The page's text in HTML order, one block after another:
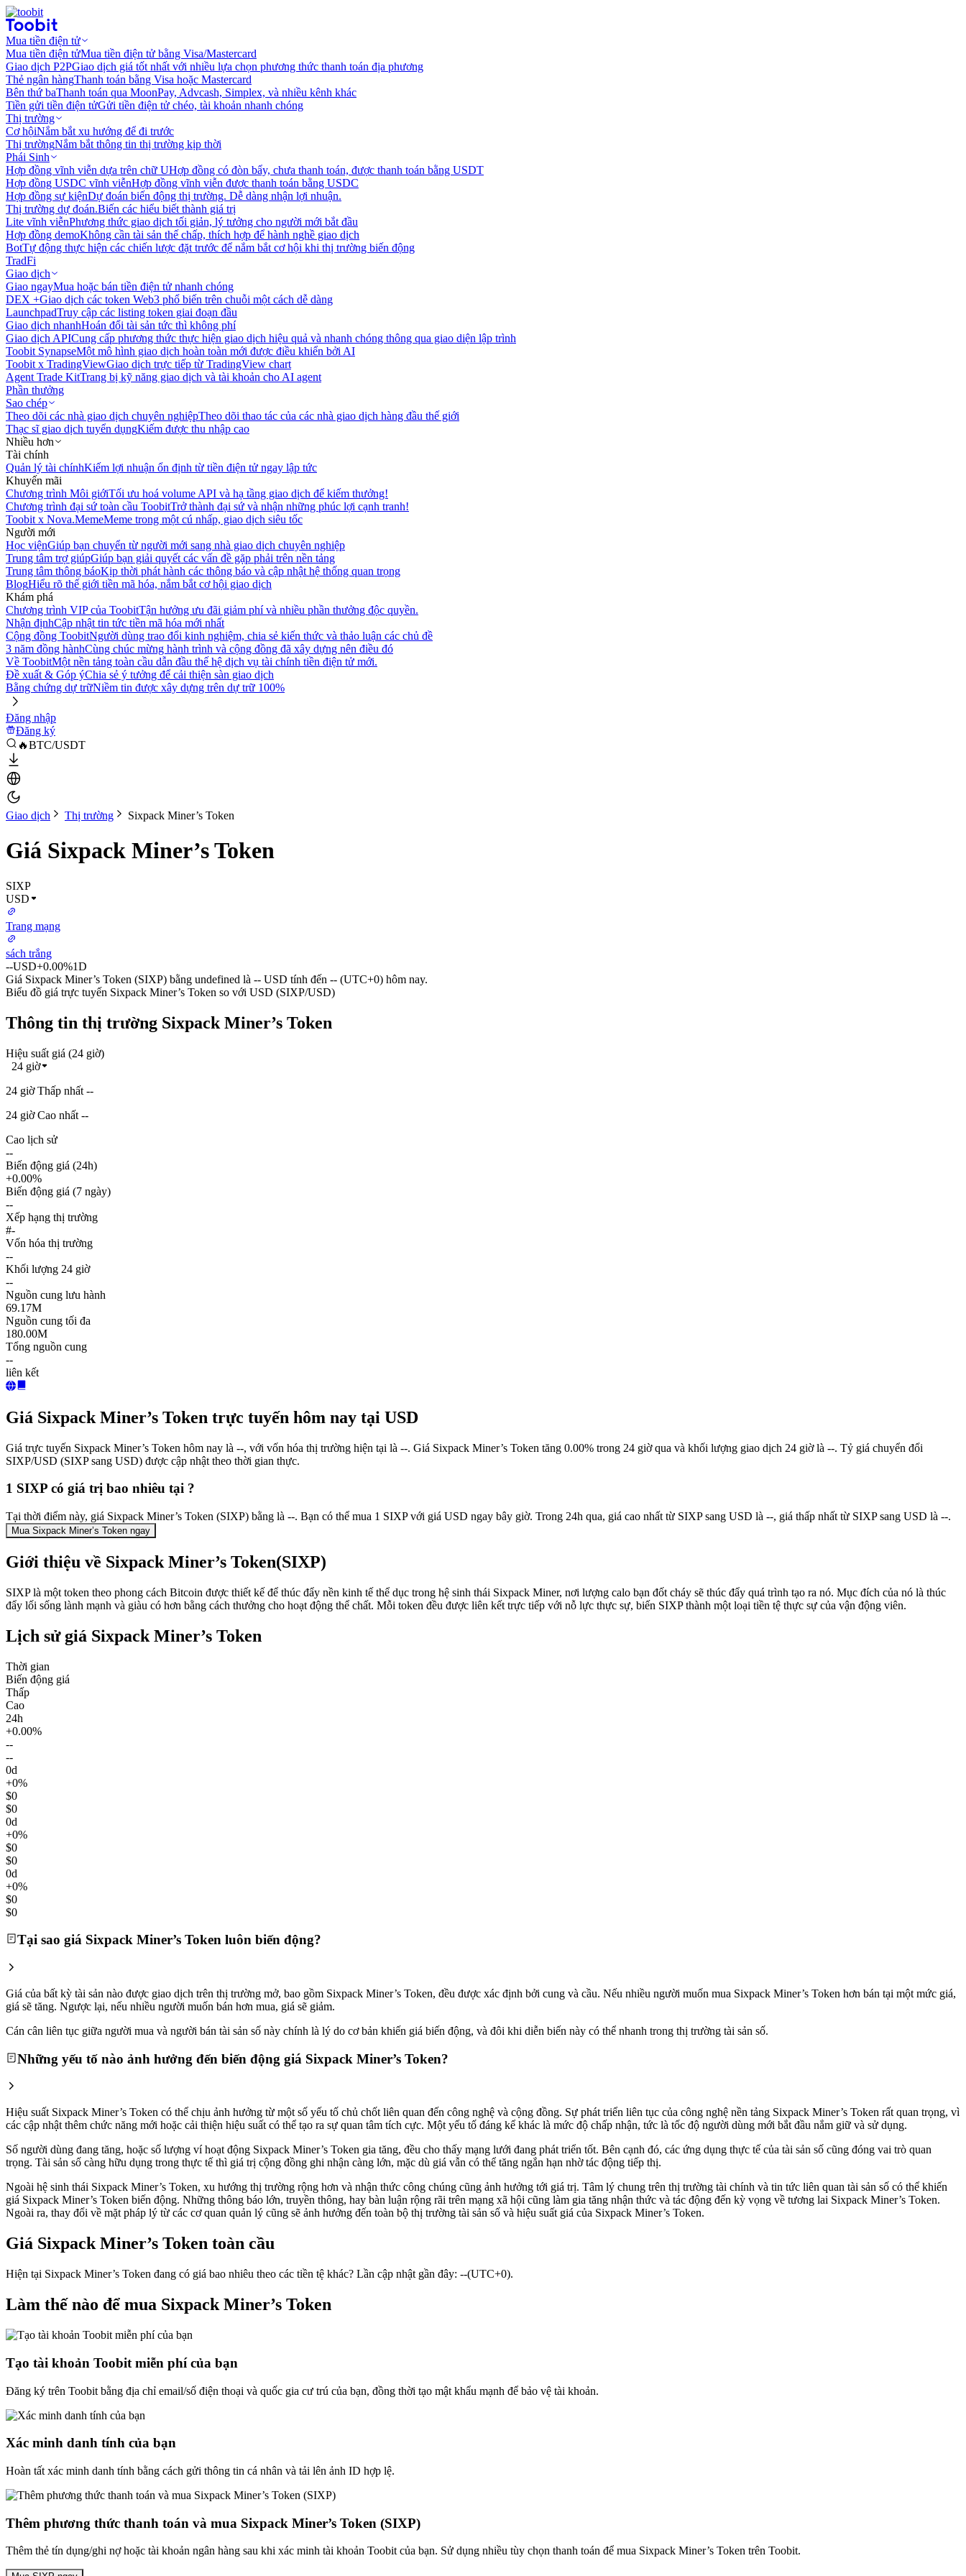
Mua tiền điện tử
Mua tiền điện tửMua tiền điện tử bằng Visa/Mastercard
Giao dịch P2PGiao dịch giá tốt nhất với nhiều lựa chọn phương thức thanh toán địa phương
Thẻ ngân hàngThanh toán bằng Visa hoặc Mastercard
Bên thứ baThanh toán qua MoonPay, Advcash, Simplex, và nhiều kênh khác
Tiền gửi tiền điện tửGửi tiền điện tử chéo, tài khoản nhanh chóng
Thị trường
Cơ hộiNắm bắt xu hướng để đi trước
Thị trườngNắm bắt thông tin thị trường kịp thời
Phái Sinh
Hợp đồng vĩnh viễn dựa trên chữ UHợp đồng có đòn bẩy, chưa thanh toán, được thanh toán bằng USDT
Hợp đồng USDC vĩnh viễnHợp đồng vĩnh viễn được thanh toán bằng USDC
Hợp đồng sự kiệnDự đoán biến động thị trường. Dễ dàng nhận lợi nhuận.
Thị trường dự đoán.Biến các hiểu biết thành giá trị
Lite vĩnh viễnPhương thức giao dịch tối giản, lý tưởng cho người mới bắt đầu
Hợp đồng demoKhông cần tài sản thế chấp, thích hợp để hành nghề giao dịch
BotTự động thực hiện các chiến lược đặt trước để nắm bắt cơ hội khi thị trường biến động
TradFi
Giao dịch
Giao ngayMua hoặc bán tiền điện tử nhanh chóng
DEX +Giao dịch các token Web3 phổ biến trên chuỗi một cách dễ dàng
LaunchpadTruy cập các listing token giai đoạn đầu
Giao dịch nhanhHoán đổi tài sản tức thì không phí
Giao dịch APICung cấp phương thức thực hiện giao dịch hiệu quả và nhanh chóng thông qua giao diện lập trình
Toobit SynapseMột mô hình giao dịch hoàn toàn mới được điều khiển bởi AI
Toobit x TradingViewGiao dịch trực tiếp từ TradingView chart
Agent Trade KitTrang bị kỹ năng giao dịch và tài khoản cho AI agent
Phần thưởng
Sao chép
Theo dõi các nhà giao dịch chuyên nghiệpTheo dõi thao tác của các nhà giao dịch hàng đầu thế giới
Thạc sĩ giao dịch tuyển dụngKiếm được thu nhập cao
Nhiều hơn
Tài chính
Quản lý tài chínhKiếm lợi nhuận ổn định từ tiền điện tử ngay lập tức
Khuyến mãi
Chương trình Môi giớiTối ưu hoá volume API và hạ tầng giao dịch để kiếm thưởng!
Chương trình đại sứ toàn cầu ToobitTrở thành đại sứ và nhận những phúc lợi cạnh tranh!
Toobit x Nova.MemeMeme trong một cú nhấp, giao dịch siêu tốc
Người mới
Học việnGiúp bạn chuyển từ người mới sang nhà giao dịch chuyên nghiệp
Trung tâm trợ giúpGiúp bạn giải quyết các vấn đề gặp phải trên nền tảng
Trung tâm thông báoKịp thời phát hành các thông báo và cập nhật hệ thống quan trọng
BlogHiểu rõ thế giới tiền mã hóa, nắm bắt cơ hội giao dịch
Khám phá
Chương trình VIP của ToobitTận hưởng ưu đãi giảm phí và nhiều phần thưởng độc quyền.
Nhận địnhCập nhật tin tức tiền mã hóa mới nhất
Cộng đồng ToobitNgười dùng trao đổi kinh nghiệm, chia sẻ kiến thức và thảo luận các chủ đề
3 năm đồng hànhCùng chúc mừng hành trình và cộng đồng đã xây dựng nên điều đó
Về ToobitMột nền tảng toàn cầu dẫn đầu thế hệ dịch vụ tài chính tiền điện tử mới.
Đề xuất & Góp ýChia sẻ ý tưởng để cải thiện sàn giao dịch
Bằng chứng dự trữNiềm tin được xây dựng trên dự trữ 100%
Đăng nhập
Đăng ký
🔥BTC/USDT
Giao dịch Thị trường Sixpack Miner’s Token
Giá Sixpack Miner’s Token
SIXP
USD
Trang mạng
sách trắng
--USD+0.00%1D
Giá Sixpack Miner’s Token (SIXP) bằng undefined là -- USD tính đến -- (UTC+0) hôm nay.
Biểu đồ giá trực tuyến Sixpack Miner’s Token so với USD (SIXP/USD)
Thông tin thị trường Sixpack Miner’s Token
Hiệu suất giá (24 giờ)
24 giờ
24 giờ Thấp nhất --
24 giờ Cao nhất --
Cao lịch sử
--
Biến động giá (24h)
+0.00%
Biến động giá (7 ngày)
--
Xếp hạng thị trường
#-
Vốn hóa thị trường
--
Khối lượng 24 giờ
--
Nguồn cung lưu hành
69.17M
Nguồn cung tối đa
180.00M
Tổng nguồn cung
--
liên kết
Giá Sixpack Miner’s Token trực tuyến hôm nay tại USD
Giá trực tuyến Sixpack Miner’s Token hôm nay là --, với vốn hóa thị trường hiện tại là --. Giá Sixpack Miner’s Token tăng 0.00% trong 24 giờ qua và khối lượng giao dịch 24 giờ là --. Tỷ giá chuyển đổi
SIXP/USD (SIXP sang USD) được cập nhật theo thời gian thực.
1 SIXP có giá trị bao nhiêu tại ?
Tại thời điểm này, giá Sixpack Miner’s Token (SIXP) bằng là --. Bạn có thể mua 1 SIXP với giá USD ngay bây giờ. Trong 24h qua, giá cao nhất từ SIXP sang USD là --, giá thấp nhất từ SIXP sang USD là --.
Mua Sixpack Miner’s Token ngay
Giới thiệu về Sixpack Miner’s Token(SIXP)
SIXP là một token theo phong cách Bitcoin được thiết kế để thúc đẩy nền kinh tế thể dục trong hệ sinh thái Sixpack Miner, nơi lượng calo bạn đốt cháy sẽ thúc đẩy quá trình tạo ra nó. Mục đích của nó là thúc
đẩy lối sống lành mạnh và giàu có hơn bằng cách thưởng cho hoạt động thể chất. Mỗi token đều được liên kết trực tiếp với nỗ lực thực sự, biến SIXP thành một loại tiền tệ thực sự của vận động viên.
Lịch sử giá Sixpack Miner’s Token
Thời gian
Biến động giá
Thấp
Cao
24h
+0.00%
--
--
0d
+0%
$0
$0
0d
+0%
$0
$0
0d
+0%
$0
$0
Tại sao giá Sixpack Miner’s Token luôn biến động?
Giá của bất kỳ tài sản nào được giao dịch trên thị trường mở, bao gồm Sixpack Miner’s Token, đều được xác định bởi cung và cầu. Nếu nhiều người muốn mua Sixpack Miner’s Token hơn bán tại một mức giá,
giá sẽ tăng. Ngược lại, nếu nhiều người muốn bán hơn mua, giá sẽ giảm.
Cán cân liên tục giữa người mua và người bán tài sản số này chính là lý do cơ bản khiến giá biến động, và đôi khi diễn biến này có thể nhanh trong thị trường tài sản số.
Những yếu tố nào ảnh hưởng đến biến động giá Sixpack Miner’s Token?
Hiệu suất Sixpack Miner’s Token có thể chịu ảnh hưởng từ một số yếu tố chủ chốt liên quan đến công nghệ và cộng đồng. Sự phát triển liên tục của công nghệ nền tảng Sixpack Miner’s Token rất quan trọng, vì
các cập nhật thêm chức năng mới hoặc cải thiện hiệu suất có thể tạo ra sự quan tâm tích cực. Một yếu tố đáng kể khác là mức độ chấp nhận, tức là tốc độ người dùng mới bắt đầu nắm giữ và sử dụng.
Số người dùng đang tăng, hoặc số lượng ví hoạt động Sixpack Miner’s Token gia tăng, đều cho thấy mạng lưới đang phát triển tốt. Bên cạnh đó, các ứng dụng thực tế của tài sản số cũng đóng vai trò quan
trọng. Tài sản số càng hữu dụng trong thực tế thì giá trị cộng đồng ghi nhận càng lớn, mặc dù giá vẫn có thể tăng ngắn hạn nhờ tác động tiếp thị.
Ngoài hệ sinh thái Sixpack Miner’s Token, xu hướng thị trường rộng hơn và nhận thức công chúng cũng ảnh hưởng tới giá trị. Tâm lý chung trên thị trường tài chính và tin tức liên quan tài sản số có thể khiến
giá Sixpack Miner’s Token biến động. Những thông báo lớn, truyền thông, hay bàn luận rộng rãi trên mạng xã hội cũng làm gia tăng nhận thức và tác động đến kỳ vọng về tương lai Sixpack Miner’s Token.
Ngoài ra, thay đổi về mặt pháp lý từ các cơ quan quản lý cũng sẽ ảnh hưởng đến toàn bộ thị trường tài sản số và hiệu suất giá của Sixpack Miner’s Token.
Giá Sixpack Miner’s Token toàn cầu
Hiện tại Sixpack Miner’s Token đang có giá bao nhiêu theo các tiền tệ khác? Lần cập nhật gần đây: --(UTC+0).
Làm thế nào để mua Sixpack Miner’s Token
Tạo tài khoản Toobit miễn phí của bạn
Đăng ký trên Toobit bằng địa chỉ email/số điện thoại và quốc gia cư trú của bạn, đồng thời tạo mật khẩu mạnh để bảo vệ tài khoản.
Xác minh danh tính của bạn
Hoàn tất xác minh danh tính bằng cách gửi thông tin cá nhân và tải lên ảnh ID hợp lệ.
Thêm phương thức thanh toán và mua Sixpack Miner’s Token (SIXP)
Thêm thẻ tín dụng/ghi nợ hoặc tài khoản ngân hàng sau khi xác minh tài khoản Toobit của bạn. Sử dụng nhiều tùy chọn thanh toán để mua Sixpack Miner’s Token trên Toobit.